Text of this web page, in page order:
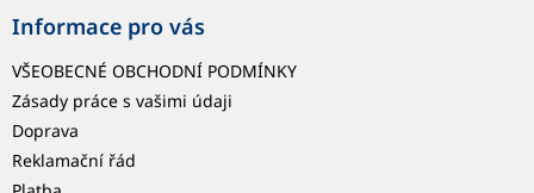
Informace pro vás
VŠEOBECNÉ OBCHODNÍ PODMÍNKY
Zásady práce s vašimi údaji
Doprava
Reklamační řád